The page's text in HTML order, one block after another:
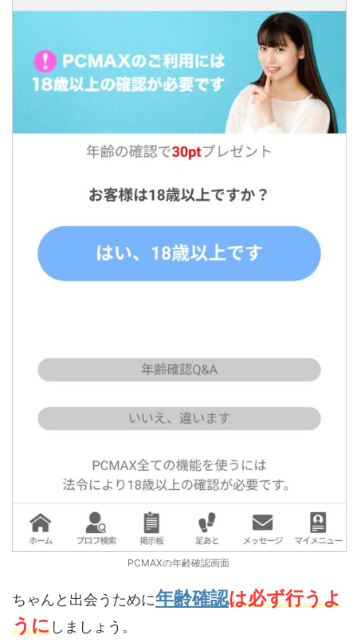
PCMAXの年齢確認画面
ちゃんと出会うために年齢確認は必ず行うよ
うにしましょう。